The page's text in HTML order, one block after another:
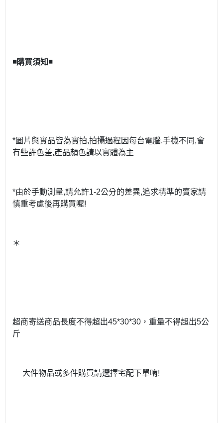
◾購買須知◾
*圖片與實品皆為實拍,拍攝過程因每台電腦.手機不同 ,會
有些許色差,產品顏色請以實體為主
*由於手動測量,請允許1-2公分的差異,追求精準的賣家請
慎重考慮後再購買喔!
＊
超商寄送商品長度不得超出45*30*30 ，重量不得超出5公
斤
大件物品或多件購買請選擇宅配下單唷!